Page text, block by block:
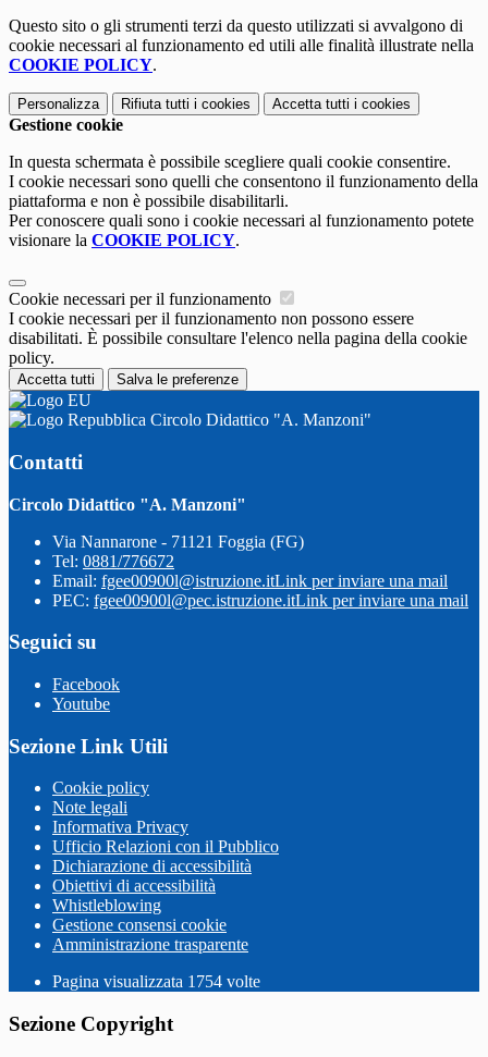
Questo sito o gli strumenti terzi da questo utilizzati si avvalgono di
cookie necessari al funzionamento ed utili alle finalità illustrate nella
COOKIE POLICY.
Personalizza Rifiuta tutti i cookies Accetta tutti i cookies
Gestione cookie
In questa schermata è possibile scegliere quali cookie consentire.
I cookie necessari sono quelli che consentono il funzionamento della
piattaforma e non è possibile disabilitarli.
Per conoscere quali sono i cookie necessari al funzionamento potete
visionare la COOKIE POLICY.
Cookie necessari per il funzionamento
I cookie necessari per il funzionamento non possono essere
disabilitati. È possibile consultare l'elenco nella pagina della cookie
policy.
Accetta tutti Salva le preferenze
Circolo Didattico "A. Manzoni"
Contatti
Circolo Didattico "A. Manzoni"
Via Nannarone - 71121 Foggia (FG)
Tel: 0881/776672
Email: fgee00900l@istruzione.itLink per inviare una mail
PEC: fgee00900l@pec.istruzione.itLink per inviare una mail
Seguici su
Facebook
Youtube
Sezione Link Utili
Cookie policy
Note legali
Informativa Privacy
Ufficio Relazioni con il Pubblico
Dichiarazione di accessibilità
Obiettivi di accessibilità
Whistleblowing
Gestione consensi cookie
Amministrazione trasparente
Pagina visualizzata 1754 volte
Sezione Copyright